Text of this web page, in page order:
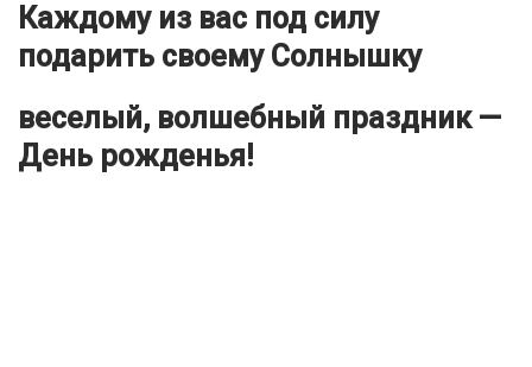
Каждому из вас под силу
подарить своему Солнышку
веселый, волшебный праздник —
День рожденья!